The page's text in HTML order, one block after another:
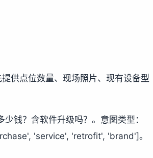
供点位数量、现场照片、现有设备型
钱？含软件升级吗？。意图类型：
'service', 'retrofit', 'brand']。